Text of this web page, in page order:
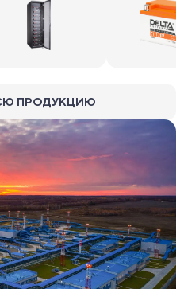
ПРОДУКЦИЮ